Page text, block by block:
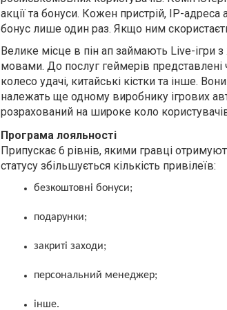
акції та бонуси. Кожен пристрій, IP-
бонус лише один раз. Якщо ним
Велике місце в пін ап займають Live-
мовами. До послуг геймерів
колесо удачі, китайські кістки та інше.
належать ще одному виробнику ігрових
розрахований на широке коло
Програма лояльності
Припускає 6 рівнів, якими гравці
статусу збільшується кількість привілеїв:
безкоштовні бонуси;
подарунки;
закриті заходи;
персональний менеджер;
інше.